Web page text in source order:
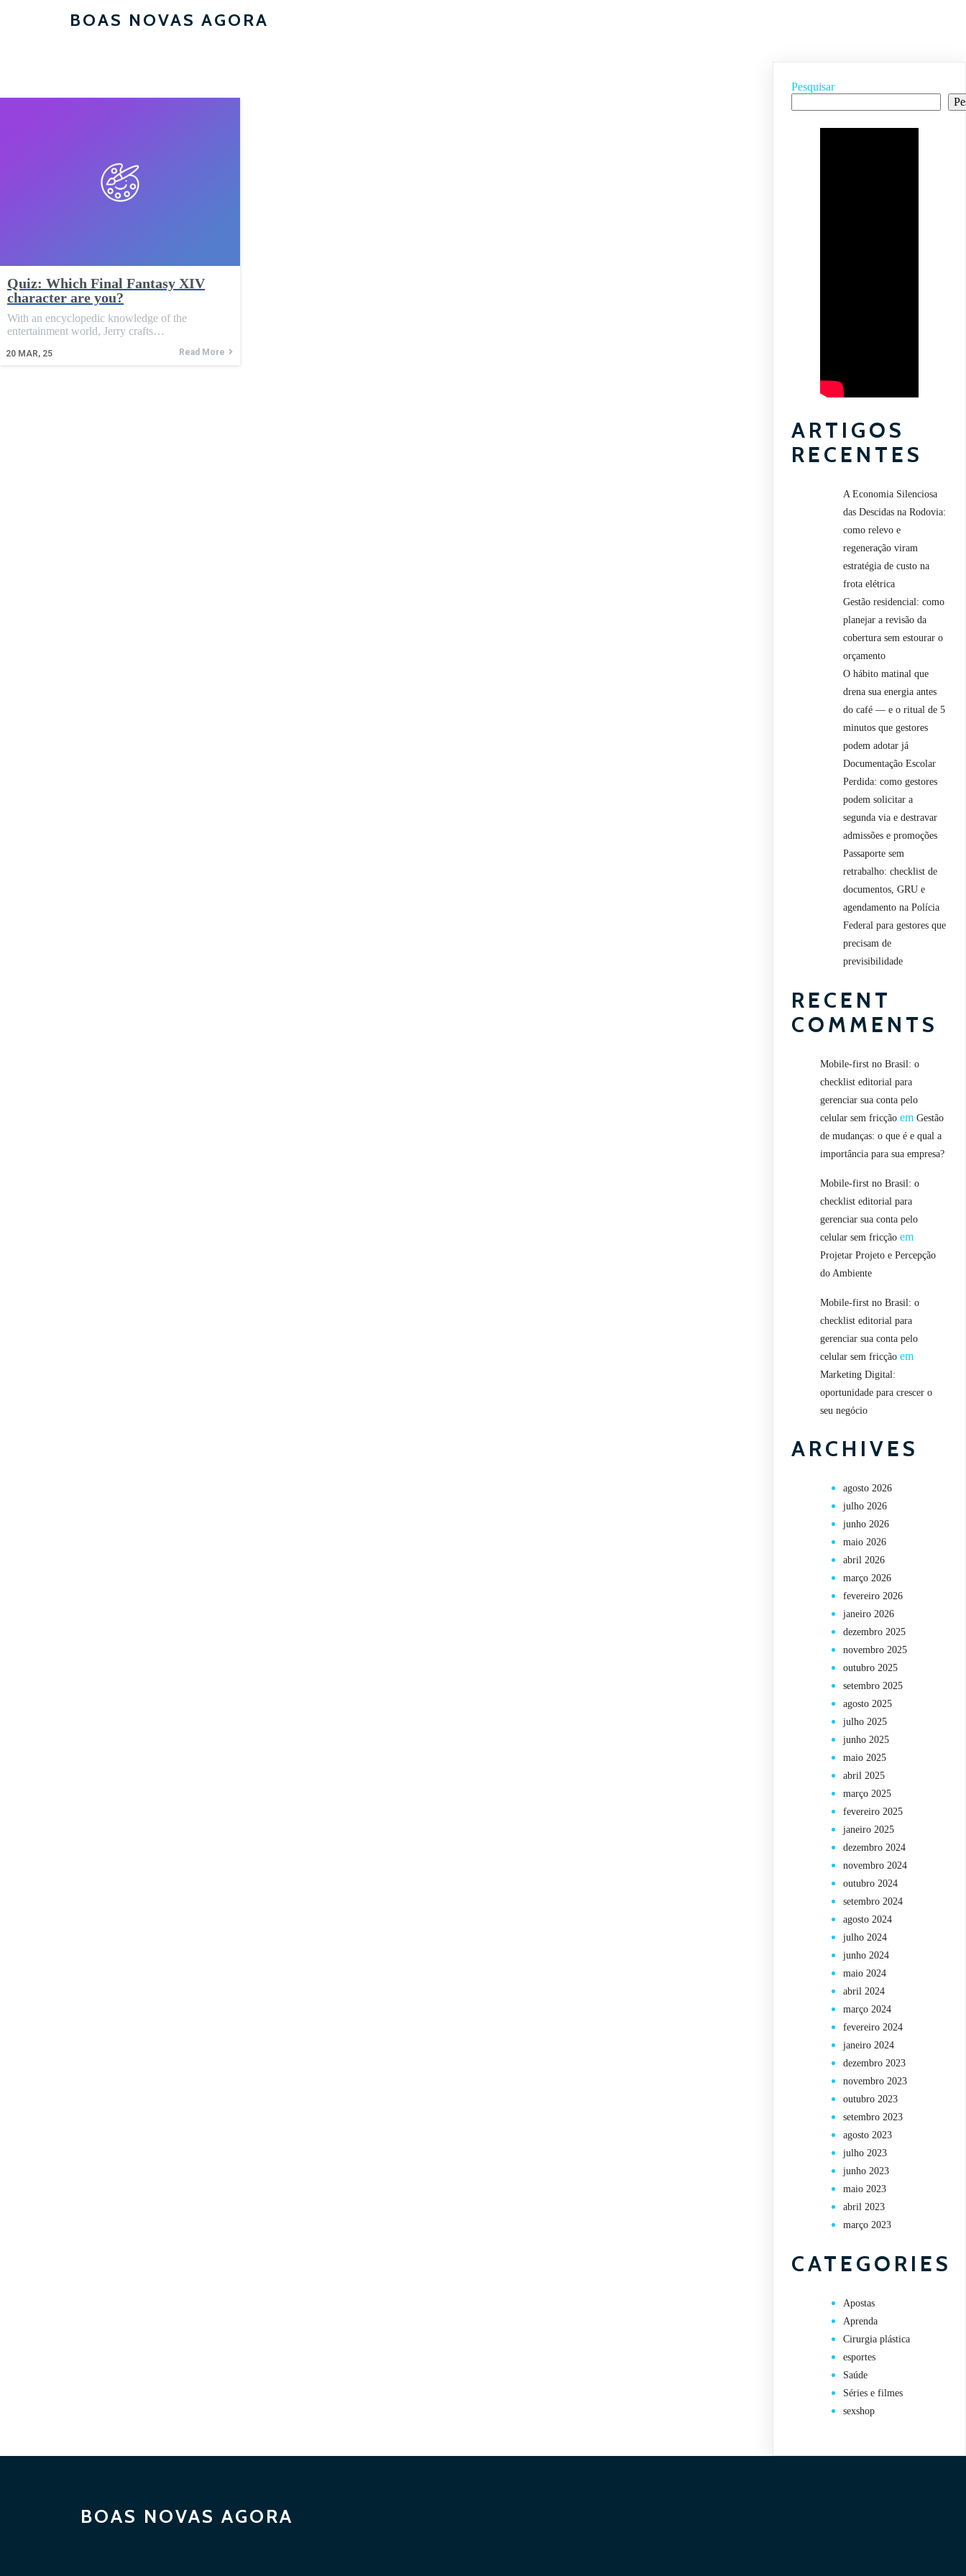
BOAS NOVAS AGORA
Quiz: Which Final Fantasy XIV
character are you?
20 MAR, 25
With an encyclopedic knowledge of the
entertainment world, Jerry crafts…
Read More
Pesquisar
ARTIGOS
RECENTES
A Economia Silenciosa
das Descidas na Rodovia:
como relevo e
regeneração viram
estratégia de custo na
frota elétrica
Gestão residencial: como
planejar a revisão da
cobertura sem estourar o
orçamento
O hábito matinal que
drena sua energia antes
do café — e o ritual de 5
minutos que gestores
podem adotar já
Documentação Escolar
Perdida: como gestores
podem solicitar a
segunda via e destravar
admissões e promoções
Passaporte sem
retrabalho: checklist de
documentos, GRU e
agendamento na Polícia
Federal para gestores que
precisam de
previsibilidade
RECENT
COMMENTS
Mobile-first no Brasil: o
checklist editorial para
gerenciar sua conta pelo
celular sem fricção emGestão
de mudanças: o que é e qual a
importância para sua empresa?
Mobile-first no Brasil: o
checklist editorial para
gerenciar sua conta pelo
celular sem fricção em
Projetar Projeto e Percepção
do Ambiente
Mobile-first no Brasil: o
checklist editorial para
gerenciar sua conta pelo
celular sem fricção em
Marketing Digital:
oportunidade para crescer o
seu negócio
ARCHIVES
agosto 2026
julho 2026
junho 2026
maio 2026
abril 2026
março 2026
fevereiro 2026
janeiro 2026
dezembro 2025
novembro 2025
outubro 2025
setembro 2025
agosto 2025
julho 2025
junho 2025
maio 2025
abril 2025
março 2025
fevereiro 2025
janeiro 2025
dezembro 2024
novembro 2024
outubro 2024
setembro 2024
agosto 2024
julho 2024
junho 2024
maio 2024
abril 2024
março 2024
fevereiro 2024
janeiro 2024
dezembro 2023
novembro 2023
outubro 2023
setembro 2023
agosto 2023
julho 2023
junho 2023
maio 2023
abril 2023
março 2023
CATEGORIES
Apostas
Aprenda
Cirurgia plástica
esportes
Saúde
Séries e filmes
sexshop
BOAS NOVAS AGORA